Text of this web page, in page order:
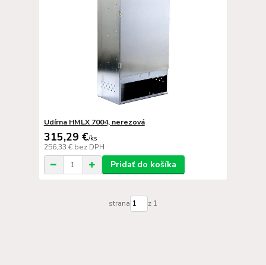
Udírna HMLX 7004, nerezová
315,29 €/ks
256,33 € bez DPH
Pridať do košíka
strana z 1